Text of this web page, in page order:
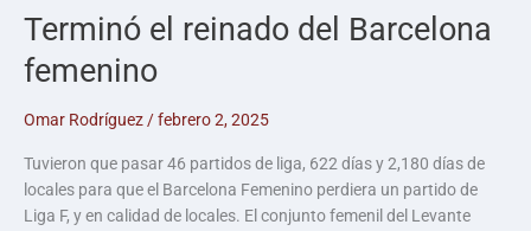
Terminó el reinado del Barcelona
femenino
Omar Rodríguez /febrero 2, 2025
Tuvieron que pasar 46 partidos de liga, 622 días y 2,180 días de
locales para que el Barcelona Femenino perdiera un partido de
Liga F, y en calidad de locales. El conjunto femenil del Levante